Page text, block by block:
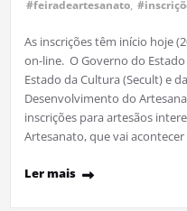
#feiradeartesanato,
As inscrições têm início hoje
on-line. O Governo do
Estado da Cultura (Secult) e
Desenvolvimento do
inscrições para artesãos
Artesanato, que vai acontecer
Ler mais